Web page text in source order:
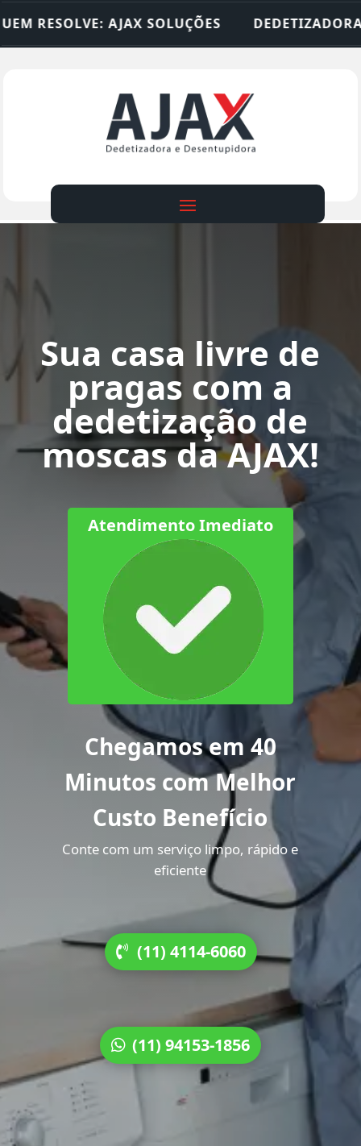
SOLUÇÕES DEDETIZADORA •
Sua casa livre de
pragas com a
dedetização de
moscas da AJAX!
Atendimento Imediato
Chegamos em 40
Minutos com Melhor
Custo Benefício
Conte com um serviço limpo, rápido e
eficiente
(11) 4114-6060
(11) 94153-1856